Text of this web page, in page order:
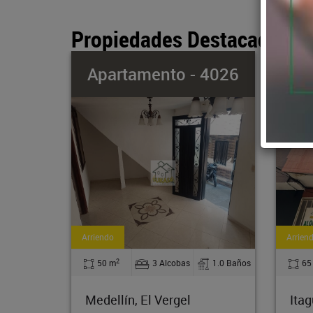
Propiedades Destacadas
Casa - 4051
Arriendo
65 m 2 Alcobas 1.0 Baños
Itagüí, El Rosario